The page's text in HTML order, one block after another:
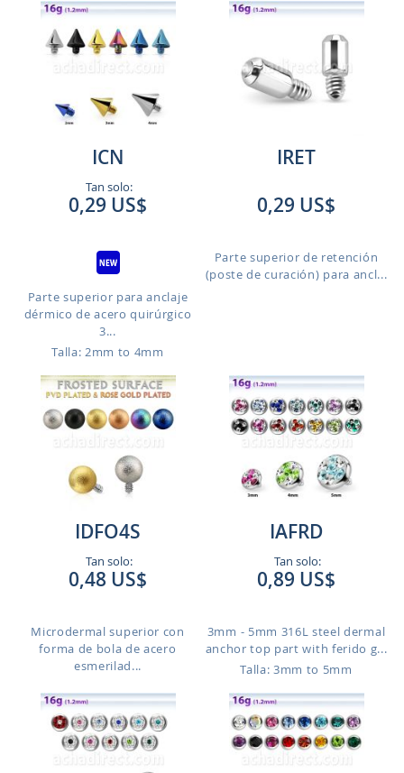
ICN
Tan solo:
0,29 US$
Parte superior para anclaje
dérmico de acero quirúrgico
3...
Talla: 2mm to 4mm
IRET
0,29 US$
Parte superior de retención
(poste de curación) para ancl...
IDFO4S
Tan solo:
0,48 US$
Microdermal superior con
forma de bola de acero
esmerilad...
IAFRD
Tan solo:
0,89 US$
3mm - 5mm 316L steel dermal
anchor top part with ferido g...
Talla: 3mm to 5mm